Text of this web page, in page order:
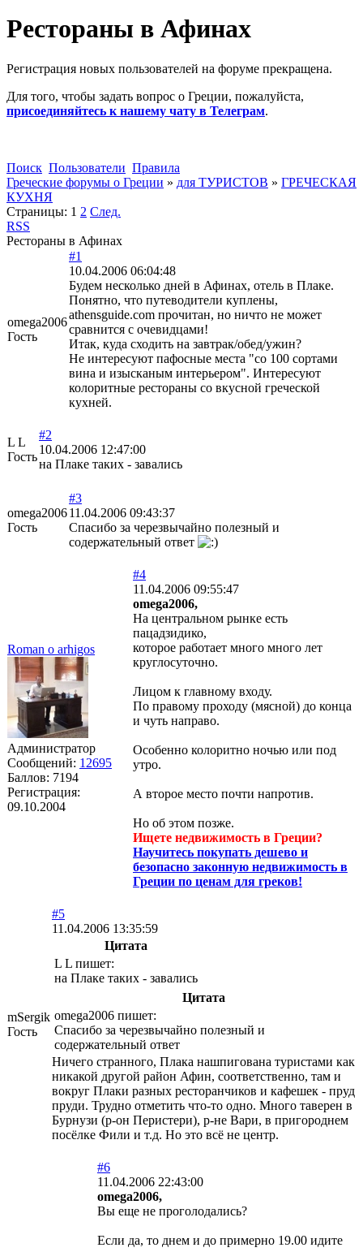
Рестораны в Афинах
Регистрация новых пользователей на форуме прекращена.
Для того, чтобы задать вопрос о Греции, пожалуйста,
присоединяйтесь к нашему чату в Телеграм.
Поиск Пользователи Правила
Греческие форумы о Греции » для ТУРИСТОВ » ГРЕЧЕСКАЯ
КУХНЯ
Страницы: 1 2 След.
RSS
Рестораны в Афинах
omega2006
Гость
#1
10.04.2006 06:04:48
Будем несколько дней в Афинах, отель в Плаке.
Понятно, что путеводители куплены,
athensguide.com прочитан, но ничто не может
сравнится с очевидцами!
Итак, куда сходить на завтрак/обед/ужин?
Не интересуют пафосные места "со 100 сортами
вина и изысканым интерьером". Интересуют
колоритные рестораны со вкусной греческой
кухней.
L L
Гость
#2
10.04.2006 12:47:00
на Плаке таких - завались
omega2006
Гость
#3
11.04.2006 09:43:37
Спасибо за черезвычайно полезный и
содержательный ответ
Roman o arhigos
Администратор
Сообщений: 12695
Баллов: 7194
Регистрация:
09.10.2004
#4
11.04.2006 09:55:47
omega2006,
На центральном рынке есть
пацадзидико,
которое работает много много лет
круглосуточно.
Лицом к главному входу.
По правому проходу (мясной) до конца
и чуть направо.
Особенно колоритно ночью или под
утро.
А второе место почти напротив.
Но об этом позже.
Ищете недвижимость в Греции?
Научитесь покупать дешево и
безопасно законную недвижимость в
Греции по ценам для греков!
mSergik
Гость
#5
11.04.2006 13:35:59
Цитата
L L пишет:
на Плаке таких - завались
Цитата
omega2006 пишет:
Спасибо за черезвычайно полезный и
содержательный ответ
Ничего странного, Плака нашпигована туристами как
никакой другой район Афин, соответственно, там и
вокруг Плаки разных ресторанчиков и кафешек - пруд
пруди. Трудно отметить что-то одно. Много таверен в
Бурнузи (р-он Перистери), р-не Вари, в пригороднем
посёлке Фили и т.д. Но это всё не центр.
#6
11.04.2006 22:43:00
omega2006,
Вы еще не проголодались?
Если да, то днем и до примерно 19.00 идите